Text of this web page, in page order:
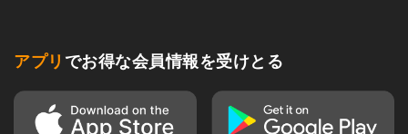
アプリ でお得な会員情報を受けとる